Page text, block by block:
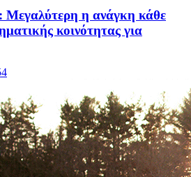
η ανάγκη κάθε
κοινότητας για